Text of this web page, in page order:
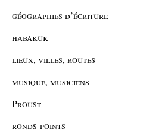
géographies d’écriture
habakuk
lieux, villes, routes
musique, musiciens
Proust
ronds-points